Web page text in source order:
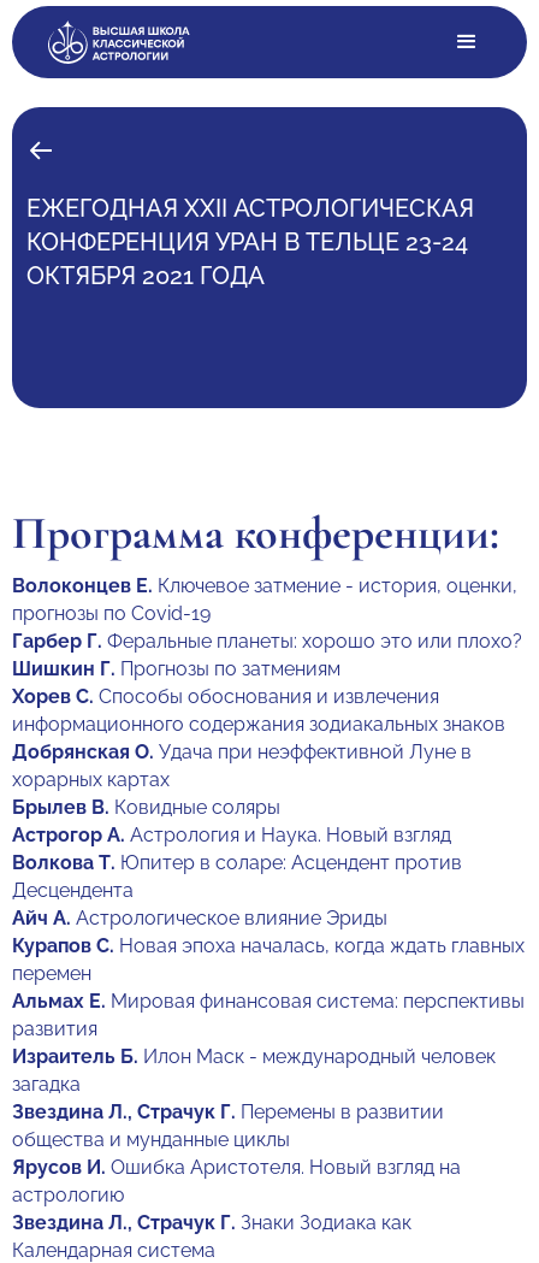
ЕЖЕГОДНАЯ XXII АСТРОЛОГИЧЕСКАЯ
КОНФЕРЕНЦИЯ УРАН В ТЕЛЬЦЕ 23-24
ОКТЯБРЯ 2021 ГОДА
Программа конференции:
Волоконцев Е. Ключевое затмение - история, оценки,
прогнозы по Covid-19
Гарбер Г. Феральные планеты: хорошо это или плохо?
Шишкин Г. Прогнозы по затмениям
Хорев С. Способы обоснования и извлечения
информационного содержания зодиакальных знаков
Добрянская О. Удача при неэффективной Луне в
хорарных картах
Брылев В. Ковидные соляры
Астрогор А. Астрология и Наука. Новый взгляд
Волкова Т. Юпитер в соларе: Асцендент против
Десцендента
Айч А. Астрологическое влияние Эриды
Курапов С. Новая эпоха началась, когда ждать главных
перемен
Альмах Е. Мировая финансовая система: перспективы
развития
Израитель Б. Илон Маск - международный человек
загадка
Звездина Л., Страчук Г. Перемены в развитии
общества и мунданные циклы
Ярусов И. Ошибка Аристотеля. Новый взгляд на
астрологию
Звездина Л., Страчук Г. Знаки Зодиака как
Календарная система